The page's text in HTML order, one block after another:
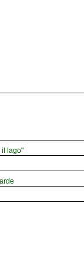
il lago"